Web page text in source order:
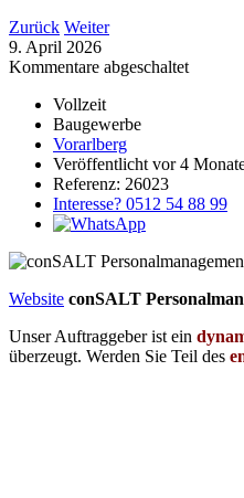
Zurück Weiter
9. April 2026
Kommentare abgeschaltet
Vollzeit
Baugewerbe
Vorarlberg
Veröffentlicht vor 4
Referenz: 26023
Interesse? 0512 54 88 99
Website conSALT
Unser Auftraggeber ist ein
überzeugt. Werden Sie Teil des